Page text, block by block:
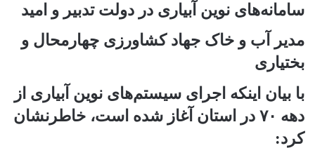
سامانه‌های نوین آبیاری در دولت تدبیر و امید
مدیر آب و خاک جهاد کشاورزی چهارمحال و
بختیاری
با بیان اینکه اجرای سیستم‌های نوین آبیاری از
دهه ۷۰ در استان آغاز شده است، خاطرنشان
کرد: